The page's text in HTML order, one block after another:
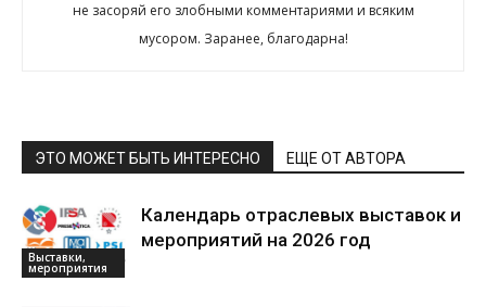
не засоряй его злобными комментариями и всяким
мусором. Заранее, благодарна!
ЭТО МОЖЕТ БЫТЬ ИНТЕРЕСНО ЕЩЕ ОТ АВТОРА
Выставки,
мероприятия
Календарь отраслевых выставок и
мероприятий на 2026 год